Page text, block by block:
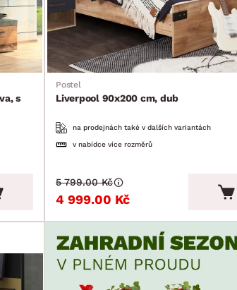
s
Postel
Liverpool 90x200 cm, dub
na prodejnách také v dalších variantách
v nabídce více rozměrů
4 999.00 Kč
5 799.00 Kč